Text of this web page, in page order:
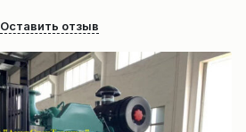
Оставить отзыв